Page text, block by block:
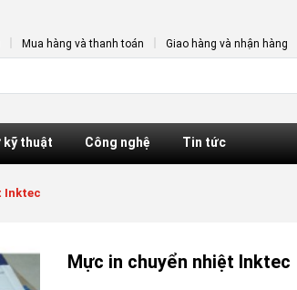
Mua hàng và thanh toán Giao hàng và nhận hàng
kỹ thuật Công nghệ Tin tức
Inktec
Mực in chuyển nhiệt Inktec